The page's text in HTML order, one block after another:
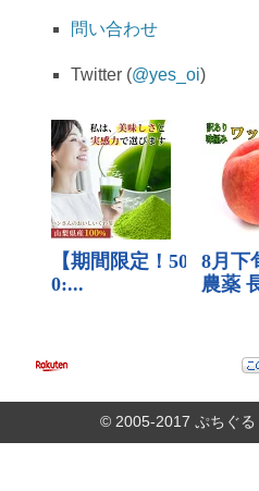
問い合わせ
Twitter (@yes_oi)
© 2005-2017 ぷちぐる